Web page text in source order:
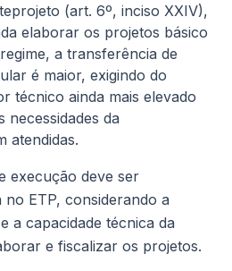
(art. 6º, inciso XXIV),
elaborar os projetos básico
a transferência de
é maior, exigindo do
técnico ainda mais elevado
necessidades da
atendidas.
execução deve ser
no ETP, considerando a
a capacidade técnica da
e fiscalizar os projetos.